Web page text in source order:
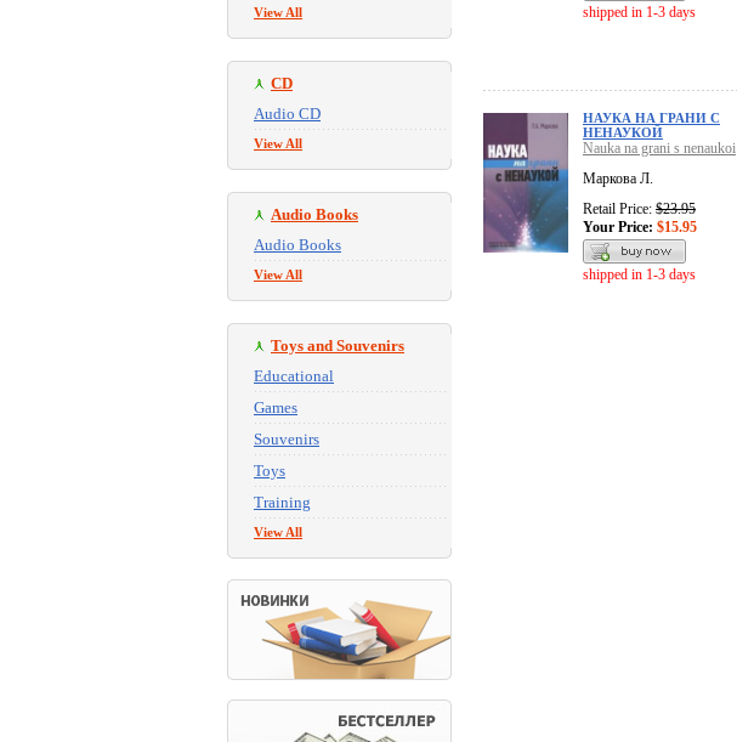
View All
CD
Audio CD
View All
Audio Books
Audio Books
View All
Toys and Souvenirs
Educational
Games
Souvenirs
Toys
Training
View All
shipped in 1-3 days
НАУКА НА ГРАНИ С
НЕНАУКОЙ
Nauka na grani s nenaukoi
Маркова Л.
Retail Price: $23.95
Your Price: $15.95
shipped in 1-3 days